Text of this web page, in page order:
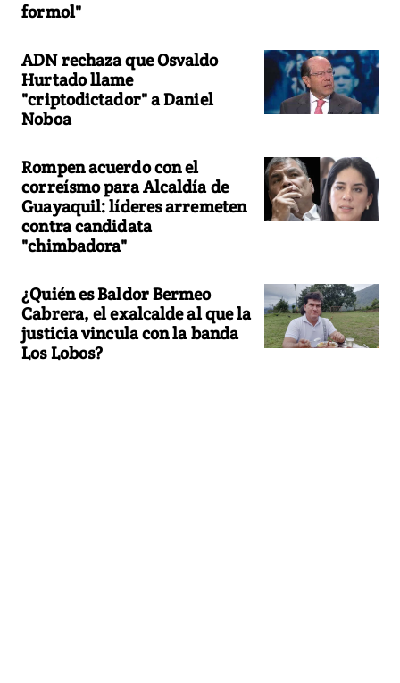
formol"
ADN rechaza que Osvaldo
Hurtado llame
"criptodictador" a Daniel
Noboa
Rompen acuerdo con el
correísmo para Alcaldía de
Guayaquil: líderes arremeten
contra candidata
"chimbadora"
¿Quién es Baldor Bermeo
Cabrera, el exalcalde al que la
justicia vincula con la banda
Los Lobos?